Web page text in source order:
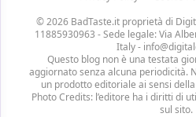
© 2026 BadTaste.it proprietà di
11885930963 - Sede legale: Via
Italy -
Questo blog non è una testata
aggiornato senza alcuna periodicità.
un prodotto editoriale ai sensi
Photo Credits: l’editore ha i diritti di
sul sito.